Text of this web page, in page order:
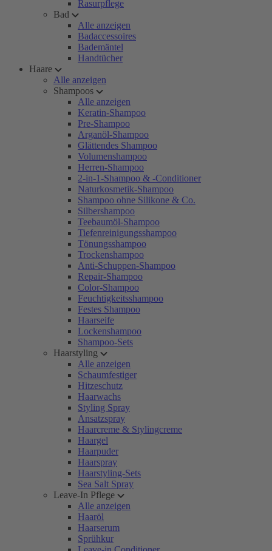
Rasurpflege
Bad
Alle anzeigen
Badaccessoires
Bademäntel
Handtücher
Haare
Alle anzeigen
Shampoos
Alle anzeigen
Keratin-Shampoo
Pre-Shampoo
Arganöl-Shampoo
Glättendes Shampoo
Volumenshampoo
Herren-Shampoo
2-in-1-Shampoo & -Conditioner
Naturkosmetik-Shampoo
Shampoo ohne Silikone & Co.
Silbershampoo
Teebaumöl-Shampoo
Tiefenreinigungsshampoo
Tönungsshampoo
Trockenshampoo
Anti-Schuppen-Shampoo
Repair-Shampoo
Color-Shampoo
Feuchtigkeitsshampoo
Festes Shampoo
Haarseife
Lockenshampoo
Shampoo-Sets
Haarstyling
Alle anzeigen
Schaumfestiger
Hitzeschutz
Haarwachs
Styling Spray
Ansatzspray
Haarcreme & Stylingcreme
Haargel
Haarpuder
Haarspray
Haarstyling-Sets
Sea Salt Spray
Leave-In Pflege
Alle anzeigen
Haaröl
Haarserum
Sprühkur